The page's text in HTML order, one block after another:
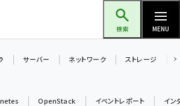
検索 MENU
サーバー ネットワーク ストレージ
OpenStack イベントレポート イン